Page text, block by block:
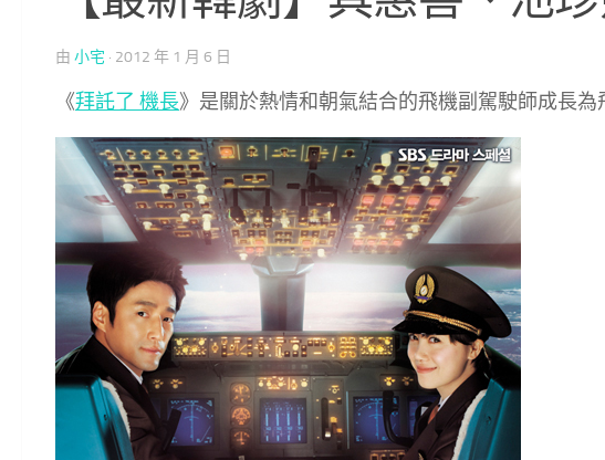
由 小宅 · 2012 年 1 月 6 日
《拜託了 機長》是關於熱情和朝氣結合的飛機副駕駛師成長為